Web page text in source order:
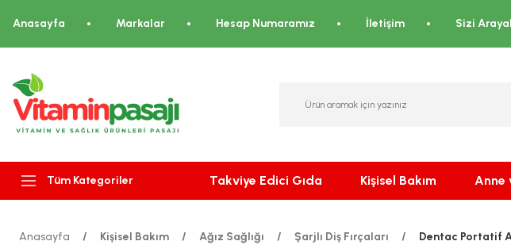
Anasayfa Markalar Hesap Numaramız İletişim Sizi
Tüm Kategoriler Takviye Edici Gıda Kişisel Bakım Anne
Anasayfa Kişisel Bakım Ağız Sağlığı Şarjlı Diş Fırçaları Dentac Portatif